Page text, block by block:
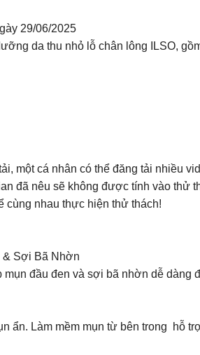
29/06/2025
da thu nhỏ lỗ chân lông ILSO,
một cá nhân có thể đăng tải nhiều
đã nêu sẽ không được tính vào thử
cùng nhau thực hiện thử thách!
& Sợi Bã Nhờn
đầu đen và sợi bã nhờn dễ
ẩn. Làm mềm mụn từ bên trong hỗ